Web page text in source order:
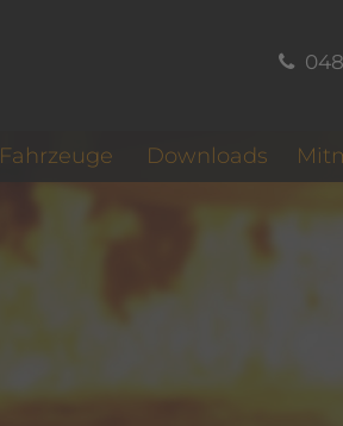
Fahrzeuge Downloads